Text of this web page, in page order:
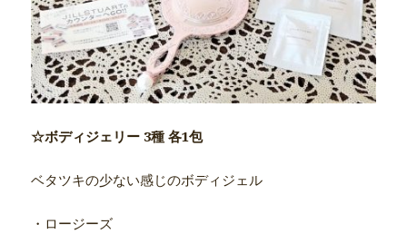
☆ボディジェリー 3種 各1包
ベタツキの少ない感じのボディジェル
・ロージーズ